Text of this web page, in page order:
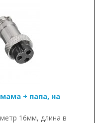
+ папа, на
16мм, длина в